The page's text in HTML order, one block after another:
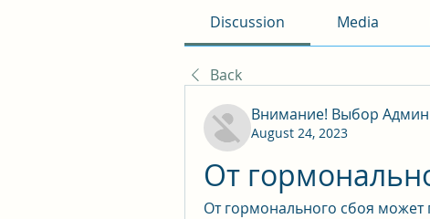
Discussion Media
Back
Внимание! Выбор
August 24, 2023
От
От гормонального сбоя может